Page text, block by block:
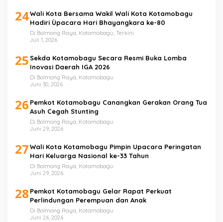
24Wali Kota Bersama Wakil Wali Kota Kotamobagu
Hadiri Ùpacara Hari Bhayangkara ke-80
Di Bolmong Raya, Kotamobagu, Terkini
Juli 1, 2026
25 Sekda Kotamobagu Secara Resmi Buka Lomba
Inovasi Daerah IGA 2026
Di Bolmong Raya, Kotamobagu
Juni 30, 2026
26 Pemkot Kotamobagu Canangkan Gerakan Orang Tua
Asuh Cegah Stunting
Di Bolmong Raya, Kotamobagu
Juni 29, 2026
27Wali Kota Kotamobagu Pimpin Upacara Peringatan
Hari Keluarga Nasional ke-33 Tahun
Di Bolmong Raya, Kotamobagu
Juni 29, 2026
28 Pemkot Kotamobagu Gelar Rapat Perkuat
Perlindungan Perempuan dan Anak
Di Bolmong Raya, Kotamobagu
Juni 26, 2026